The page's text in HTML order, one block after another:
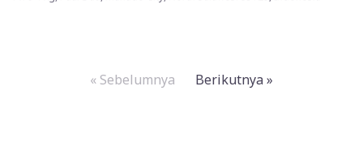
« Sebelumnya Berikutnya »